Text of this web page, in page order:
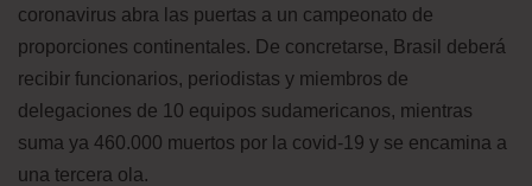
coronavirus abra las puertas a un campeonato de
proporciones continentales. De concretarse, Brasil deberá
recibir funcionarios, periodistas y miembros de
delegaciones de 10 equipos sudamericanos, mientras
suma ya 460.000 muertos por la covid-19 y se encamina a
una tercera ola.